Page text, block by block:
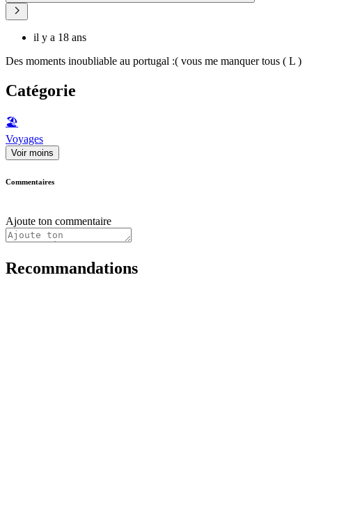
il y a 18 ans
Des moments inoubliable au portugal :( vous me manquer tous ( L )
Catégorie
🏖
Voyages
Voir moins
Commentaires
Ajoute ton commentaire
Recommandations